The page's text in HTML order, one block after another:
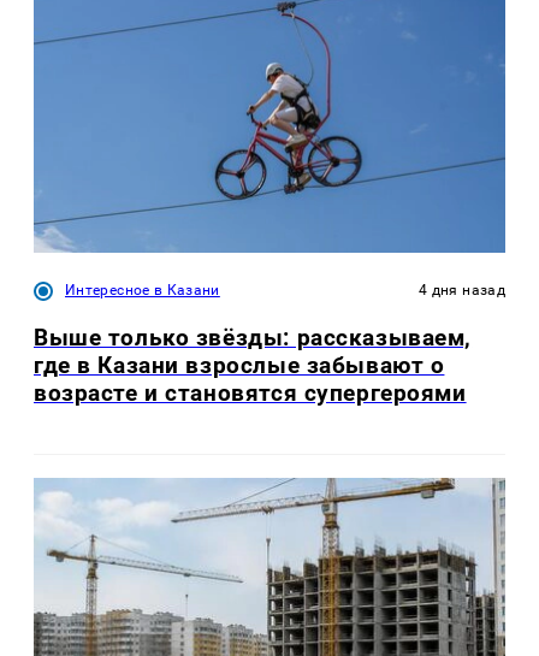
Интересное в Казани 4 дня назад
Выше только звёзды: рассказываем,
где в Казани взрослые забывают о
возрасте и становятся супергероями